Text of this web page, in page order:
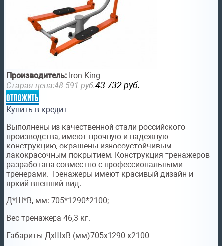
Производитель: Iron King
Старая цена:48 591 руб.43 732 руб.
отложить
Купить в кредит
Выполнены из качественной стали российского
производства, имеют прочную и надежную
конструкцию, окрашены износоустойчивым
лакокрасочным покрытием. Конструкция тренажеров
разработана совместно с профессиональными
тренерами. Тренажеры имеют красивый дизайн и
яркий внешний вид.
Д*Ш*В, мм: 705*1290*2100;
Вес тренажера 46,3 кг.
Габариты ДхШхВ (мм)705x1290 x2100